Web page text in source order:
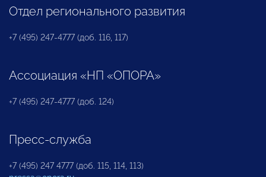
Отдел регионального развития
+7 (495) 247-4777 (доб. 116, 117)
Ассоциация «НП «ОПОРА»
+7 (495) 247-4777 (доб. 124)
Пресс-служба
+7 (495) 247 4777 (доб. 115, 114, 113)